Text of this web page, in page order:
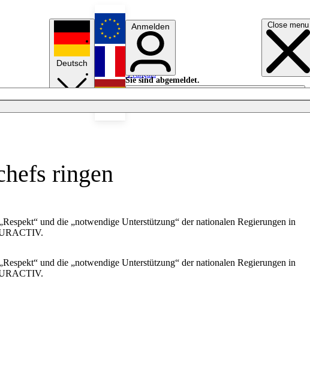
Close menu
Deutsch
English
Français
Anmelden
Sie sind abgemeldet.
Anmelden
Licht aus
ringen
und die „notwendige Unterstützung“ der nationalen Regierungen in
und die „notwendige Unterstützung“ der nationalen Regierungen in